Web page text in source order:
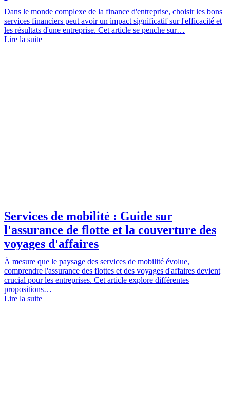
Dans le monde complexe de la finance d'entreprise, choisir les bons
services financiers peut avoir un impact significatif sur l'efficacité et
les résultats d'une entreprise. Cet article se penche sur…
Lire la suite
Services de mobilité : Guide sur
l'assurance de flotte et la couverture des
voyages d'affaires
À mesure que le paysage des services de mobilité évolue,
comprendre l'assurance des flottes et des voyages d'affaires devient
crucial pour les entreprises. Cet article explore différentes
propositions…
Lire la suite